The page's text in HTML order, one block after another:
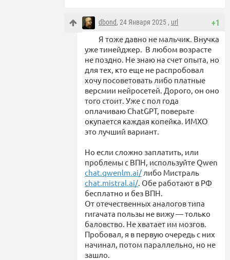
+1
dbond, 24 Января 2025 , url
Я тоже давно не мальчик. Внучка
уже тинейджер. В любом возрасте
не поздно. Не знаю на счет опыта, но
для тех, кто еще не распробовал
хочу посоветовать либо платные
версмии нейросетей. Дорого, он оно
того стоит. Уже с пол года
оплачиваю ChatGPT, поверьте
окупается каждая копейка. ИМХО
это лучший вариант.
Но если сложно заплатить, или
проблемы с ВПН, используйте Qwen
chat.qwenlm.ai/ либо Мистраль
chat.mistral.ai/. Обе работают в РФ
бесплатно и без ВПН.
От отечественных аналогов типа
гигачата пользы не вижу — только
баловство. Не хватает им мозгов.
Пробовал, я в первую очередь с них
начинал, потом параллельно, но не
зашло.